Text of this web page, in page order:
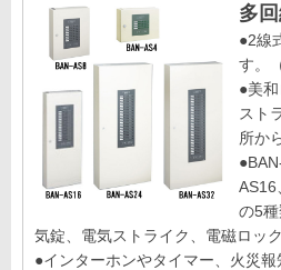
多
●2線
す。
●美
スト
所か
AS16
の5
気錠、電気ストライク、電磁ロッ
●インターホンやタイマー、火災